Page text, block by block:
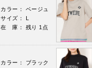
カラー： ベージュ
サイズ： L
在 庫： 残り 1点
カラー： ブラック